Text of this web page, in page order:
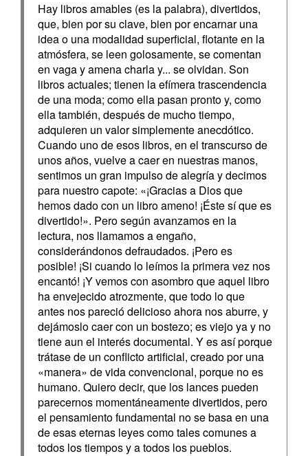
Hay libros amables (es la palabra), divertidos,
que, bien por su clave, bien por encarnar una
idea o una modalidad superficial, flotante en la
atmósfera, se leen golosamente, se comentan
en vaga y amena charla y... se olvidan. Son
libros actuales; tienen la efímera trascendencia
de una moda; como ella pasan pronto y, como
ella también, después de mucho tiempo,
adquieren un valor simplemente anecdótico.
Cuando uno de esos libros, en el transcurso de
unos años, vuelve a caer en nuestras manos,
sentimos un gran impulso de alegría y decimos
para nuestro capote: «¡Gracias a Dios que
hemos dado con un libro ameno! ¡Éste sí que es
divertido!». Pero según avanzamos en la
lectura, nos llamamos a engaño,
considerándonos defraudados. ¡Pero es
posible! ¡Si cuando lo leímos la primera vez nos
encantó! ¡Y vemos con asombro que aquel libro
ha envejecido atrozmente, que todo lo que
antes nos pareció delicioso ahora nos aburre, y
dejámoslo caer con un bostezo; es viejo ya y no
tiene aun el interés documental. Y es así porque
trátase de un conflicto artificial, creado por una
«manera» de vida convencional, porque no es
humano. Quiero decir, que los lances pueden
parecernos momentáneamente divertidos, pero
el pensamiento fundamental no se basa en una
de esas eternas leyes como tales comunes a
todos los tiempos y a todos los pueblos.